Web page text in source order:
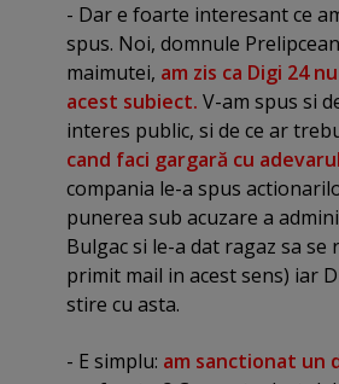
- Dar e foarte interesant ce
spus. Noi, domnule
maimutei, am zis ca Digi 24
acest subiect. V-am spus si
interes public, si de ce ar
cand faci gargară cu
compania le-a spus
punerea sub acuzare a
Bulgac si le-a dat ragaz sa se
primit mail in acest sens) iar
stire cu asta.
- E simplu: am sanctionat un